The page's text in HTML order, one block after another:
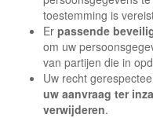
toestemming is
Er passende
om uw
van partijen die in
Uw recht
uw aanvraag ter
verwijderen.